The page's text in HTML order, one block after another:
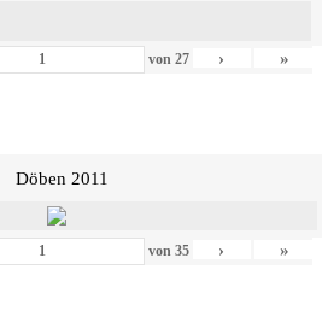
von 27 › »
Döben 2011
von 35 › »